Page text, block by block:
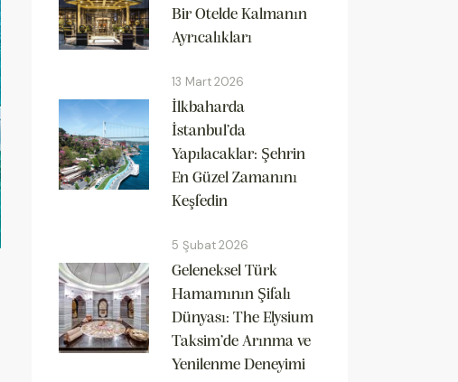
Bir Otelde Kalmanın
Ayrıcalıkları
13 Mart 2026
İlkbaharda
İstanbul’da
Yapılacaklar: Şehrin
En Güzel Zamanını
Keşfedin
5 Şubat 2026
Geleneksel Türk
Hamamının Şifalı
Dünyası: The Elysium
Taksim’de Arınma ve
Yenilenme Deneyimi